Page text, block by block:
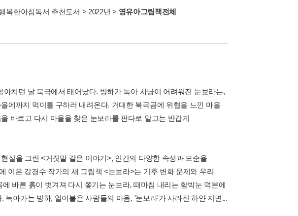
복한아침독서 추천도서 > 2022년 > 영유아그림책전체
치던 날 북극에서 태어났다. 빙하가 녹아 사냥이 어려워진 눈보라는,
에까지 먹이를 구하러 내려온다. 거대한 북극곰에 위협을 느낀 마을
바르고 다시 마을을 찾은 눈보라를 판다로 알고는 반갑게
실을 그린 <거짓말 같은 이야기>, 인간의 다양한 속성과 모순을
이은 강경수 작가의 새 그림책 <눈보라>는 기후 변화 문제와 우리
바른 흙이 벗겨져 다시 쫓기는 눈보라, 때마침 내리는 함박눈 덕분에
아가는 빙하, 얼어붙은 사람들의 마음, '눈보라'가 사라진 하얀 지면...